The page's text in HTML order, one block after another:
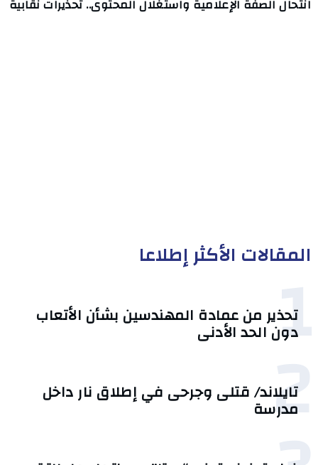
انتحال الصفة الإعلامية واستغلال المحتوى.. تحذيرات نقابية
المقالات الأكثر إطلاعا
1
تحذير من عمادة المهندسين بشأن الأتعاب
دون الحد الأدنى
2
تايلاند/ قتلى وجرحى في إطلاق نار داخل
مدرسة